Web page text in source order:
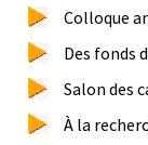
Colloque
Des fonds
Salon des
À la